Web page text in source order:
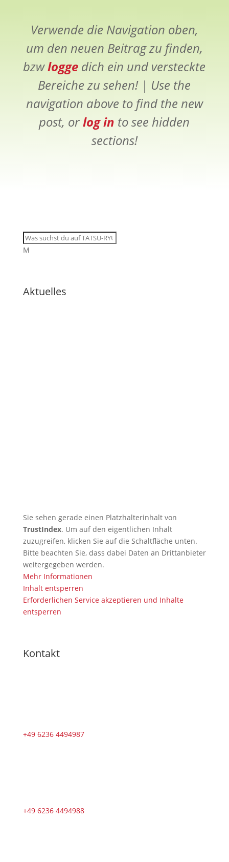
Verwende die Navigation oben,
um den neuen Beitrag zu finden,
bzwlogge dich ein und versteckte
Bereiche zu sehen! | Use the
navigation above to find the new
post, orlog in to see hidden
sections!
M
Aktuelles
Sie sehen gerade einen Platzhalterinhalt von
TrustIndex. Um auf den eigentlichen Inhalt
zuzugreifen, klicken Sie auf die Schaltfläche unten.
Bitte beachten Sie, dass dabei Daten an Drittanbieter
weitergegeben werden.
Mehr Informationen
Inhalt entsperren
Erforderlichen Service akzeptieren und Inhalte
entsperren
Kontakt
+49 6236 4494987
+49 6236 4494988